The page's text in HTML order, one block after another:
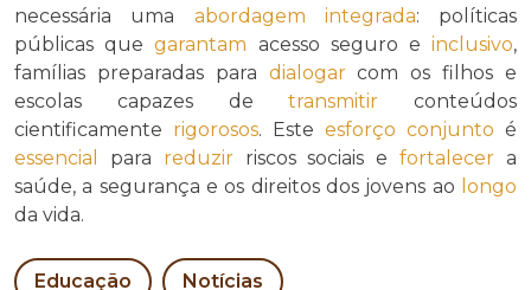
necessária uma abordagem integrada: políticas
públicas quegarantam acesso seguro einclusivo,
famílias preparadas para dialogarcom os filhos e
escolas capazes detransmitir conteúdos
cientificamente rigorosos. Este esforço conjunto é
essencial
para reduzirriscos sociais efortalecer a
saúde, a segurança e os direitos dos jovens ao longo
da vida.
Educação Notícias